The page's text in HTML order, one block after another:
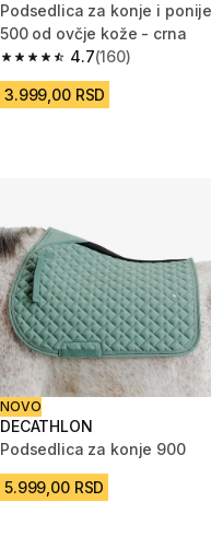
Podsedlica za konje i ponije
500 od ovčje kože - crna
4.7
4.7 od 5 zvezdica from 160
(160)
3.999,00 RSD
NOVO
DECATHLON
Podsedlica za konje 900
5.999,00 RSD